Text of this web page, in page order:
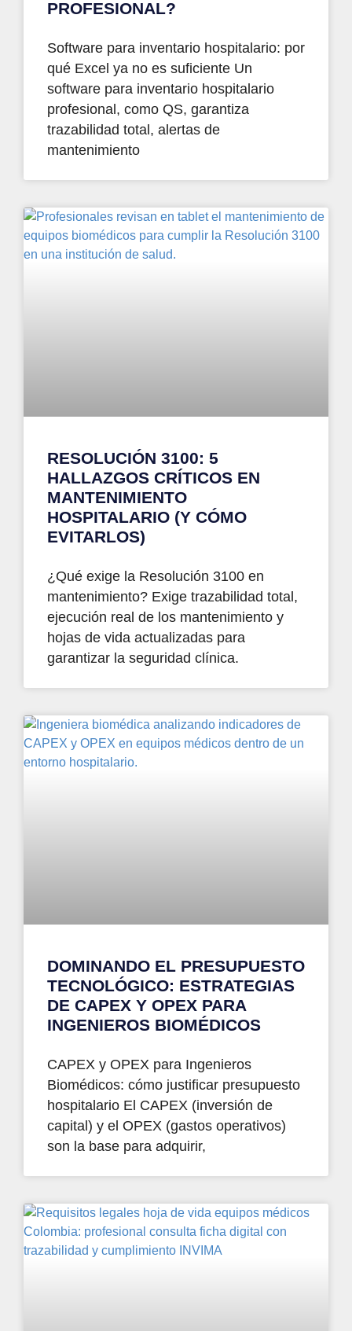
PROFESIONAL?
Software para inventario hospitalario: por
qué Excel ya no es suficiente Un
software para inventario hospitalario
profesional, como QS, garantiza
trazabilidad total, alertas de
mantenimiento
RESOLUCIÓN 3100: 5
HALLAZGOS CRÍTICOS EN
MANTENIMIENTO
HOSPITALARIO (Y CÓMO
EVITARLOS)
¿Qué exige la Resolución 3100 en
mantenimiento? Exige trazabilidad total,
ejecución real de los mantenimiento y
hojas de vida actualizadas para
garantizar la seguridad clínica.
DOMINANDO EL PRESUPUESTO
TECNOLÓGICO: ESTRATEGIAS
DE CAPEX Y OPEX PARA
INGENIEROS BIOMÉDICOS
CAPEX y OPEX para Ingenieros
Biomédicos: cómo justificar presupuesto
hospitalario El CAPEX (inversión de
capital) y el OPEX (gastos operativos)
son la base para adquirir,